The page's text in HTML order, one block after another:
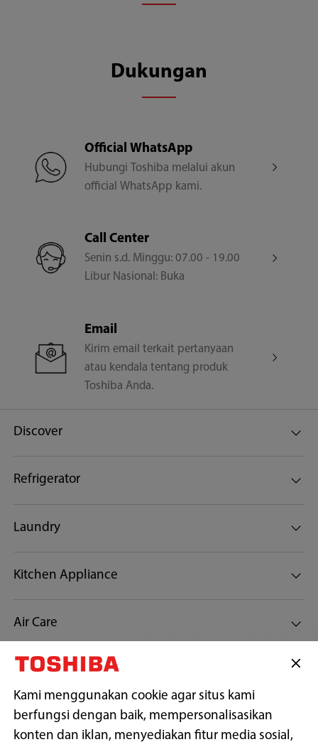
1 Tahun
Dukungan
Official WhatsApp
Hubungi Toshiba melalui akun
official WhatsApp kami.
Call Center
Senin s.d. Minggu: 07.00 - 19.00
Libur Nasional: Buka
Email
Kirim email terkait pertanyaan
atau kendala tentang produk
Toshiba Anda.
Discover
Refrigerator
Laundry
Kitchen Appliance
Air Care
Customer Support
Tetap terhubung dengan kami
Kami menggunakan cookie agar situs kami
berfungsi dengan baik, mempersonalisasikan
konten dan iklan, menyediakan fitur media sosial,